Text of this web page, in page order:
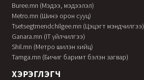
Buree.mn (Мэдээ, мэдээлэл)
Metro.mn (Шинэ орон сууц)
Tsetsegtmendchilgee.mn (Цэцэгт мэндчилгээ)
Ganara.mn (IT үйлчилгээ)
Shil.mn (Метро шилэн хийц)
Tamga.mn (Бичиг баримт бэлэн загвар)
ХЭРЭГЛЭГЧ